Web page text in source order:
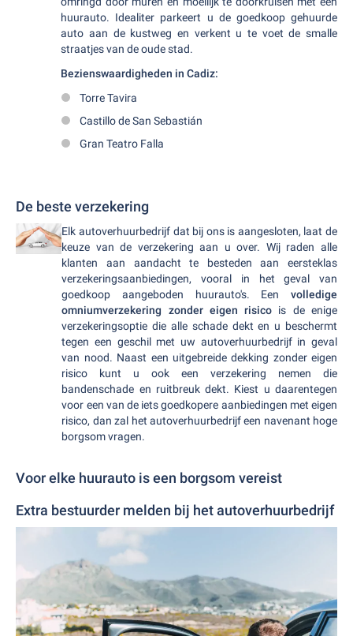
huurauto. Idealiter parkeert u de goedkoop gehuurde
auto aan de kustweg en verkent u te voet de smalle
straatjes van de oude stad.
Bezienswaardigheden in Cadiz:
Torre Tavira
Castillo de San Sebastián
Gran Teatro Falla
De beste verzekering
Elk autoverhuurbedrijf dat bij ons is aangesloten, laat de
keuze van de verzekering aan u over. Wij raden alle
klanten aan aandacht te besteden aan eersteklas
verzekeringsaanbiedingen, vooral in het geval van
goedkoop aangeboden huurauto's. Een volledige
omniumverzekering zonder eigen risico is de enige
verzekeringsoptie die alle schade dekt en u beschermt
tegen een geschil met uw autoverhuurbedrijf in geval
van nood. Naast een uitgebreide dekking zonder eigen
risico kunt u ook een verzekering nemen die
bandenschade en ruitbreuk dekt. Kiest u daarentegen
voor een van de iets goedkopere aanbiedingen met eigen
risico, dan zal het autoverhuurbedrijf een navenant hoge
borgsom vragen.
Voor elke huurauto is een borgsom vereist
Extra bestuurder melden bij het autoverhuurbedrijf